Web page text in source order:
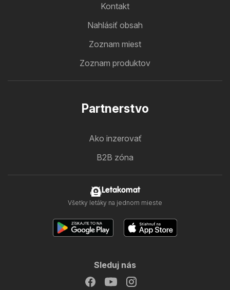
Kontakt
Nahlásiť obsah
Zoznam miest
Zoznam produktov
Partnerstvo
Ako inzerovať
B2B zóna
Letakomat
Všetky letáky na jednom mieste
Sleduj nás